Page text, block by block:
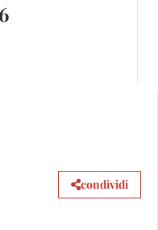
condividi